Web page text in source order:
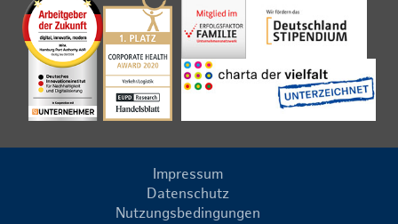
Impressum
Datenschutz
Nutzungsbedingungen